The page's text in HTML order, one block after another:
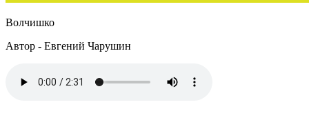
Волчишко
Автор - Евгений Чарушин